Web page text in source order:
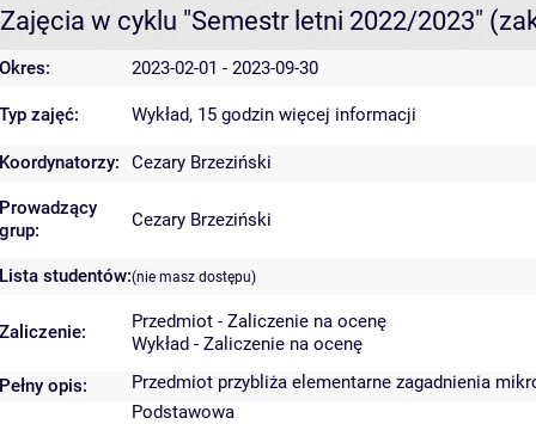
Zajęcia w cyklu "Semestr letni 2022/2023"
Okres: 2023-02-01 - 2023-09-30
Typ zajęć: Wykład, 15 godzin więcej informacji
Koordynatorzy: Cezary Brzeziński
Prowadzący
grup:
Cezary Brzeziński
Lista studentów:(nie masz dostępu)
Zaliczenie:
Przedmiot - Zaliczenie na ocenę
Wykład - Zaliczenie na ocenę
Pełny opis:
Przedmiot przybliża elementarne zagadnienia
Podstawowa